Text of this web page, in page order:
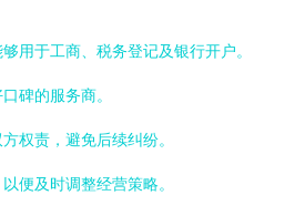
用于工商、税务登记及银行开户。
碑的服务商。
权责，避免后续纠纷。
便及时调整经营策略。